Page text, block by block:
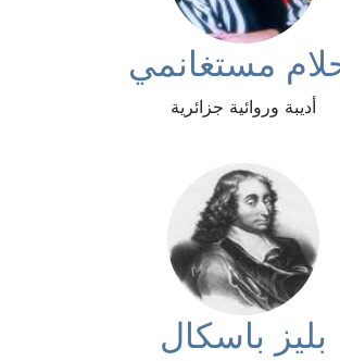
مستغانمي
أديبة وروائية جزائرية
بليز باسكال